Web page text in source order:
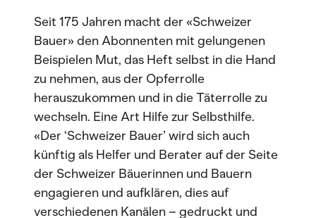
Seit 175 Jahren macht der «Schweizer
Bauer» den Abonnenten mit gelungenen
Beispielen Mut, das Heft selbst in die Hand
zu nehmen, aus der Opferrolle
herauszukommen und in die Täterrolle zu
wechseln. Eine Art Hilfe zur Selbsthilfe.
«Der ‘Schweizer Bauer’ wird sich auch
künftig als Helfer und Berater auf der Seite
der Schweizer Bäuerinnen und Bauern
engagieren und aufklären, dies auf
verschiedenen Kanälen – gedruckt und